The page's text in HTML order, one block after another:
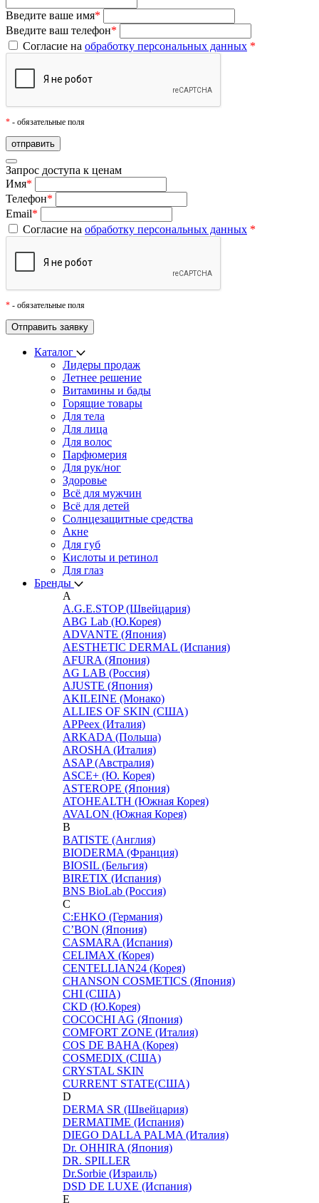
Введите ваше имя*
Введите ваш телефон*
Согласие на обработку персональных данных *
* - обязательные поля
Запрос доступа к ценам
Имя*
Телефон*
Email*
Согласие на обработку персональных данных *
* - обязательные поля
Каталог
Лидеры продаж
Летнее решение
Витамины и бады
Горящие товары
Для тела
Для лица
Для волос
Парфюмерия
Для рук/ног
Здоровье
Всё для мужчин
Всё для детей
Cолнцезащитные средства
Акне
Для губ
Кислоты и ретинол
Для глаз
Бренды
A
A.G.E.STOP (Швейцария)
ABG Lab (Ю.Корея)
ADVANTE (Япония)
AESTHETIC DERMAL (Испания)
AFURA (Япония)
AG LAB (Россия)
AJUSTE (Япония)
AKILEINE (Монако)
ALLIES OF SKIN (США)
APPeex (Италия)
ARKADA (Польша)
AROSHA (Италия)
ASAP (Австралия)
ASCE+ (Ю. Корея)
ASTEROPE (Япония)
ATOHEALTH (Южная Корея)
AVALON (Южная Корея)
B
BATISTE (Англия)
BIODERMA (Франция)
BIOSIL (Бельгия)
BIRETIX (Испания)
BNS BioLab (Россия)
C
C:EHKO (Германия)
C’BON (Япония)
CASMARA (Испания)
CELIMAX (Корея)
CENTELLIAN24 (Корея)
CHANSON COSMETICS (Япония)
CHI (США)
CKD (Ю.Корея)
COCOCHI AG (Япония)
COMFORT ZONE (Италия)
COS DE BAHA (Корея)
COSMEDIX (США)
CRYSTAL SKIN
CURRENT STATE(США)
D
DERMA SR (Швейцария)
DERMATIME (Испания)
DIEGO DALLA PALMA (Италия)
Dr. OHHIRA (Япония)
DR. SPILLER
Dr.Sorbie (Израиль)
DSD DE LUXE (Испания)
E